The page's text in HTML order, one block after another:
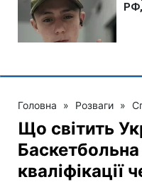
Головна » Розваги »
Що світить
Баскетбольна
кваліфікації